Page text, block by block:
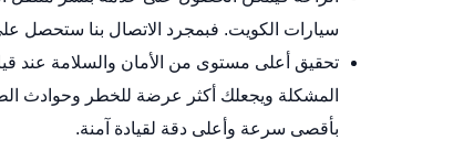
سيارات الكويت. فبمجرد الاتصال بنا ستحصل
تحقيق أعلى مستوى من الأمان والسلامة عند
المشكلة ويجعلك أكثر عرضة للخطر وحوادث
بأقصى سرعة وأعلى دقة لقيادة آمنة.